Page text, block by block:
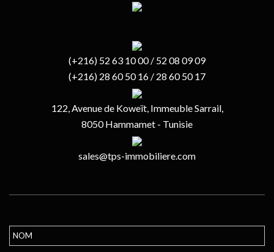
(+216) 52 63 10 00 / 52 08 09 09
(+216) 28 60 50 16 / 28 60 50 17
122, Avenue de Koweït, Immeuble Sarrail,
8050 Hammamet - Tunisie
sales@tps-immobiliere.com